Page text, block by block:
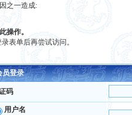
之一造成:
操作。
表单后再尝试访问。
员登录
码
用户名